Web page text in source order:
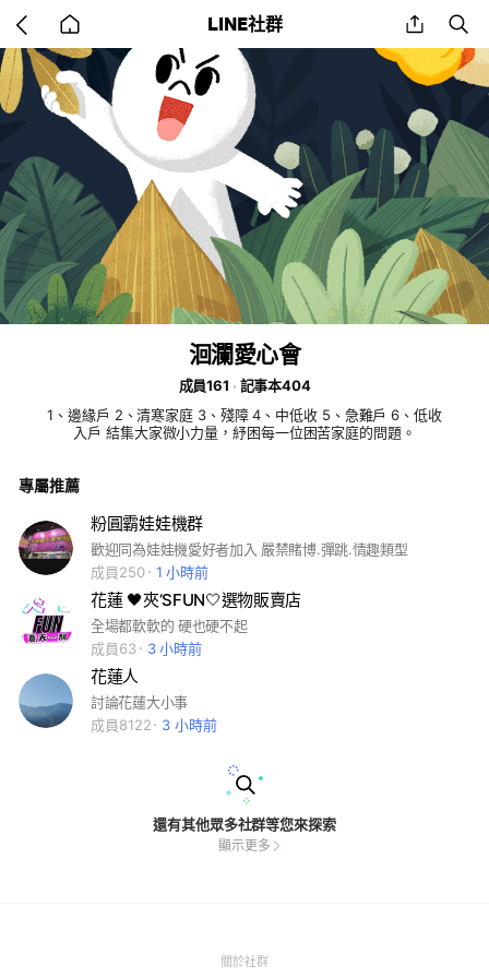
back
to
home
LINE社群 share
洄瀾愛心會
成員161
記事本404
1、邊緣戶 2、清寒家庭 3、殘障 4、中低收 5、急難戶 6、低收
入戶 結集大家微小力量，紓困每一位困苦家庭的問題。
專屬推薦
粉圓霸娃娃機群
歡迎同為娃娃機愛好者加入 嚴禁賭博.彈跳.情趣類型
成員250
1 小時前
花蓮 🖤夾‘SFUN🤍選物販賣店
全場都軟軟的 硬也硬不起
成員63
3 小時前
花蓮人
討論花蓮大小事
成員8122
3 小時前
還有其他眾多社群等您來探索
顯示更多
關於社群(Open